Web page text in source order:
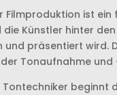
Filmproduktion ist
Künstler hinter
präsentiert wird.
Tonaufnahme
Tontechniker beginnt